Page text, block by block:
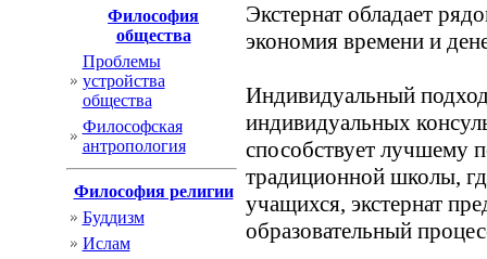
Философия
общества
Проблемы
устройства
общества
Философская
антропология
Философия религии
Буддизм
Ислам
Экстернат обладает
экономия времени и
Индивидуальный
индивидуальных
способствует лучшему
традиционной школы,
учащихся, экстернат
образовательный